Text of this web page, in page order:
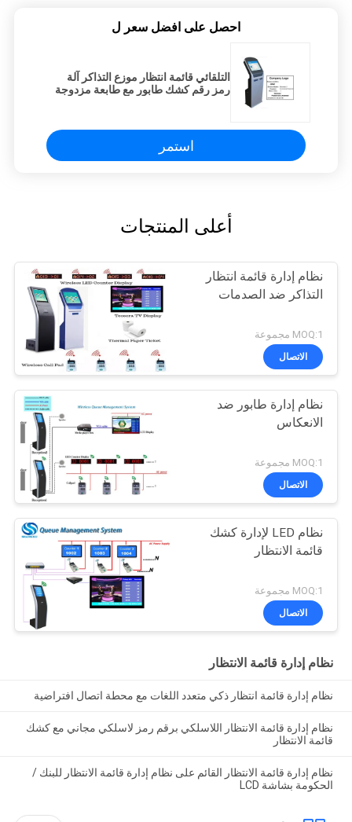
احصل على افضل سعر ل
التلقائي قائمة انتظار موزع التذاكر آلة
رمز رقم كشك طابور مع طابعة مزدوجة
استمر
أعلى المنتجات
نظام إدارة قائمة انتظار
التذاكر ضد الصدمات
MOQ:1 مجموعة
الاتصال
نظام إدارة طابور ضد
الانعكاس
MOQ:1 مجموعة
الاتصال
نظام LED لإدارة كشك
قائمة الانتظار
MOQ:1 مجموعة
الاتصال
نظام إدارة قائمة الانتظار
نظام إدارة قائمة انتظار ذكي متعدد اللغات مع محطة اتصال افتراضية
نظام إدارة قائمة الانتظار اللاسلكي برقم رمز لاسلكي مجاني مع كشك
قائمة الانتظار
نظام إدارة قائمة الانتظار القائم على نظام إدارة قائمة الانتظار للبنك /
الحكومة بشاشة LCD